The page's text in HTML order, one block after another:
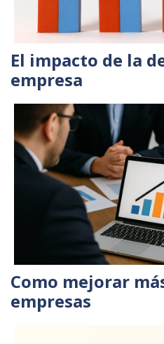
El impacto de la
empresa
Como mejorar
empresas